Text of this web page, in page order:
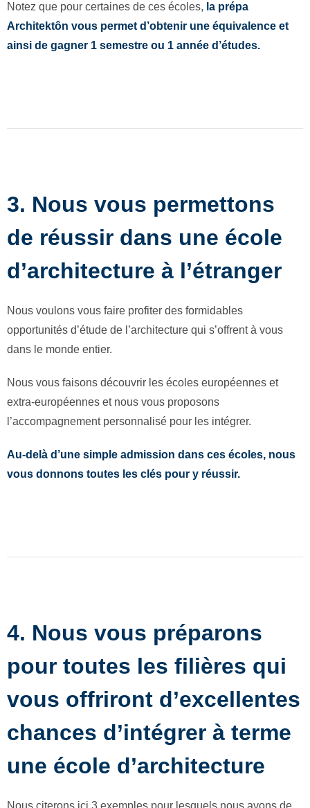
Notez que pour certaines de ces écoles, la prépa
Architektôn vous permet d’obtenir une équivalence et
ainsi de gagner 1 semestre ou 1 année d’études.
3. Nous vous permettons
de réussir dans une école
d’architecture à l’étranger
Nous voulons vous faire profiter des formidables
opportunités d’étude de l’architecture qui s’offrent à vous
dans le monde entier.
Nous vous faisons découvrir les écoles européennes et
extra-européennes et nous vous proposons
l’accompagnement personnalisé pour les intégrer.
Au-delà d’une simple admission dans ces écoles, nous
vous donnons toutes les clés pour y réussir.
4. Nous vous préparons
pour toutes les filières qui
vous offriront d’excellentes
chances d’intégrer à terme
une école d’architecture
Nous citerons ici 3 exemples pour lesquels nous avons de